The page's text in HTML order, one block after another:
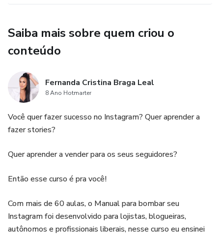
Saiba mais sobre quem criou o
conteúdo
Fernanda Cristina Braga Leal
8 Ano Hotmarter
Você quer fazer sucesso no Instagram? Quer aprender a
fazer stories?
Quer aprender a vender para os seus seguidores?
Então esse curso é pra você!
Com mais de 60 aulas, o Manual para bombar seu
Instagram foi desenvolvido para lojistas, blogueiras,
autônomos e profissionais liberais, nesse curso eu ensinei